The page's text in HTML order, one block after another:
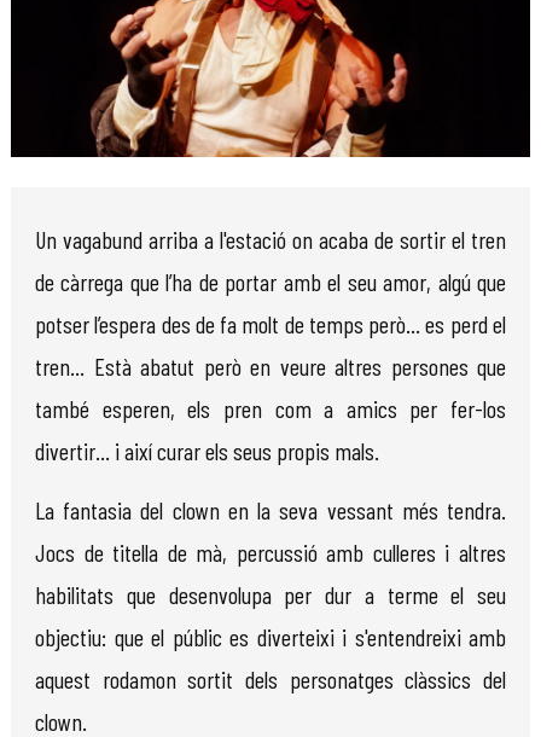
Un vagabund arriba a l'estació on acaba de sortir el tren
de càrrega que l’ha de portar amb el seu amor, algú que
potser l’espera des de fa molt de temps però... es perd el
tren... Està abatut però en veure altres persones que
també esperen, els pren com a amics per fer-los
divertir... i així curar els seus propis mals.
La fantasia del clown en la seva vessant més tendra.
Jocs de titella de mà, percussió amb culleres i altres
habilitats que desenvolupa per dur a terme el seu
objectiu: que el públic es diverteixi i s'entendreixi amb
aquest rodamon sortit dels personatges clàssics del
clown.